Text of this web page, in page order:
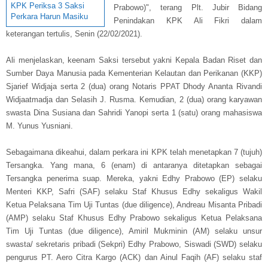
KPK Periksa 3 Saksi
Perkara Harun Masiku
Prabowo)", terang Plt. Jubir Bidang
Penindakan KPK Ali Fikri dalam
keterangan tertulis, Senin (22/02/2021).
Ali menjelaskan, keenam Saksi tersebut yakni Kepala Badan Riset dan
Sumber Daya Manusia pada Kementerian Kelautan dan Perikanan (KKP)
Sjarief Widjaja serta 2 (dua) orang Notaris PPAT Dhody Ananta Rivandi
Widjaatmadja dan Selasih J. Rusma. Kemudian, 2 (dua) orang karyawan
swasta Dina Susiana dan Sahridi Yanopi serta 1 (satu) orang mahasiswa
M. Yunus Yusniani.
Sebagaimana dikeahui, dalam perkara ini KPK telah menetapkan 7 (tujuh)
Tersangka. Yang mana, 6 (enam) di antaranya ditetapkan sebagai
Tersangka penerima suap. Mereka, yakni Edhy Prabowo (EP) selaku
Menteri KKP, Safri (SAF) selaku Staf Khusus Edhy sekaligus Wakil
Ketua Pelaksana Tim Uji Tuntas (due diligence), Andreau Misanta Pribadi
(AMP) selaku Staf Khusus Edhy Prabowo sekaligus Ketua Pelaksana
Tim Uji Tuntas (due diligence), Amiril Mukminin (AM) selaku unsur
swasta/ sekretaris pribadi (Sekpri) Edhy Prabowo, Siswadi (SWD) selaku
pengurus PT. Aero Citra Kargo (ACK) dan Ainul Faqih (AF) selaku staf